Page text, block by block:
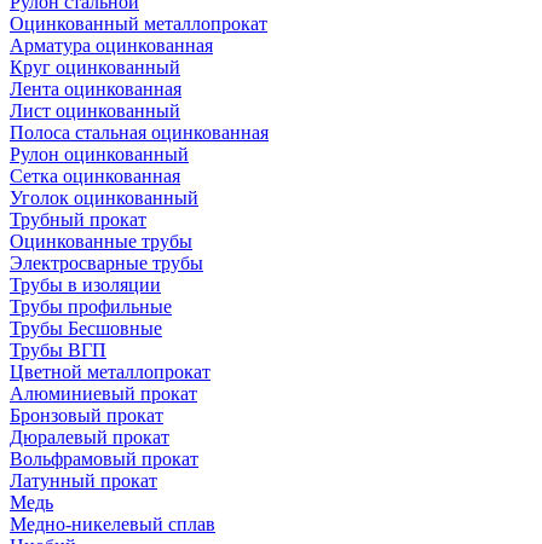
Оцинкованный металлопрокат
Арматура оцинкованная
Круг оцинкованный
Лента оцинкованная
Лист оцинкованный
Полоса стальная оцинкованная
Рулон оцинкованный
Сетка оцинкованная
Уголок оцинкованный
Трубный прокат
Оцинкованные трубы
Электросварные трубы
Трубы в изоляции
Трубы профильные
Трубы Бесшовные
Трубы ВГП
Цветной металлопрокат
Алюминиевый прокат
Бронзовый прокат
Дюралевый прокат
Вольфрамовый прокат
Латунный прокат
Медь
Медно-никелевый сплав